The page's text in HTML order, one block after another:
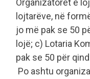
Organizatorët e
lojtarëve, në
jo më pak se 50
lojë; c) Lotaria
pak se 50 për
Po ashtu